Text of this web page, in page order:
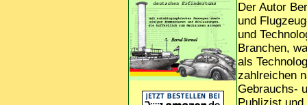
Der Autor
und
und
Branchen,
als
zahlreichen
Gebrauchs-